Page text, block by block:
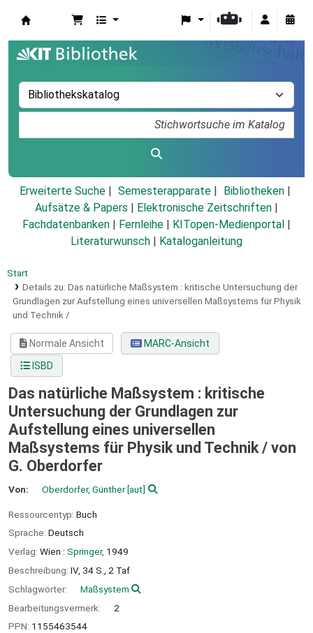
Erweiterte Suche Semesterapparate
Bibliotheken
Aufsätze & Papers
Elektronische Zeitschriften
Fachdatenbanken
Fernleihe KITopen-Medienportal
Literaturwunsch
Kataloganleitung
Start
Details zu: Das natürliche Maßsystem : kritische Untersuchung der
Grundlagen zur Aufstellung eines universellen Maßsystems für Physik
und Technik /
Normale Ansicht
MARC-Ansicht
ISBD
Das natürliche Maßsystem : kritische
Untersuchung der Grundlagen zur
Aufstellung eines universellen
Maßsystems für Physik und Technik / von
G. Oberdorfer
Von: Oberdorfer, Günther[aut]
Ressourcentyp: Buch
Sprache: Deutsch
Verlag: Wien : Springer, 1949
Beschreibung: IV, 34 S., 2 Taf
Schlagwörter:
Maßsystem
Bearbeitungsvermerk:
2
PPN: 1155463544